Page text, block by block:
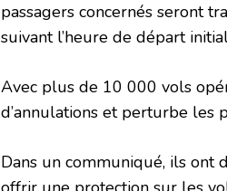
passagers concernés seront
suivant l’heure de départ
Avec plus de 10 000 vols
d’annulations et perturbe les
Dans un communiqué, ils ont